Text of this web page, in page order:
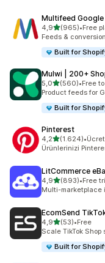
Multifeed
4,95 yıldız
(965)
toplam 965•Free
Feeds &
Built for
Mulwi | 200+
5,05 yıldız
(560)
toplam 560 •Free
Product feeds for
Built for
Pinterest
4,25 yıldız
(1.624)
toplam 1624 •
Ürünlerinizi
LitCommerce
4,95 yıldız
(893)
toplam 893 •Free
Multi-marketplace
EcomSend
4,95 yıldız
(53)
toplam 53 •Free
Scale TikTok
Built for